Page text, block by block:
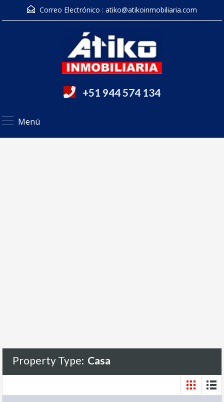
Correo Electrónico : atiko@atikoinmobiliaria.com
+51 944 574 134
Menú
Property Type: Casa